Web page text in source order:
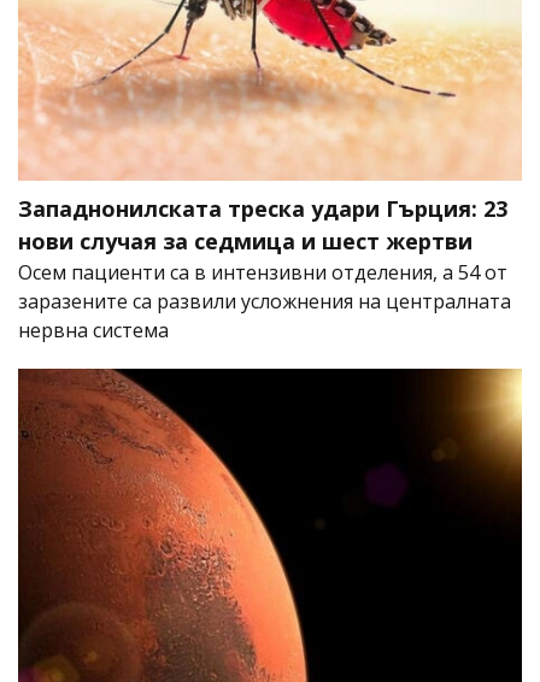
Западнонилската треска удари Гърция: 23
нови случая за седмица и шест жертви
Осем пациенти са в интензивни отделения, а 54 от
заразените са развили усложнения на централната
нервна система